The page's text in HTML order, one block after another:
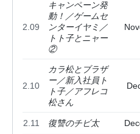
2.09
キャンペーン発
動！／ゲームセ
ンターイヤミ／
トト子とニャー
②
2.10
カラ松とブラザ
ー／新入社員ト
ト子／アフレコ
松さん
2.11 復讐のチビ太